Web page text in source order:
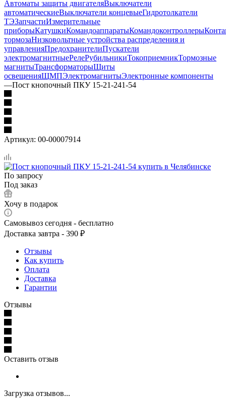
Автоматы защиты двигателяВыключатели
автоматическиеВыключатели концевыеГидротолкатели
ТЭЗапчастиИзмерительные
приборыКатушкиКомандоаппаратыКомандоконтроллеры
тормозаНизковольтные устройства распределения и
управленияПредохранителиПускатели
электромагнитныеРелеРубильникиТокоприемникТормозные
магнитыТрансформаторыЩиты
освещенияЩМПЭлектромагнитыЭлектронные компоненты
—Пост кнопочный ПКУ 15-21-241-54
Артикул: 00-00007914
По запросу
Под заказ
Хочу в подарок
Самовывоз сегодня - бесплатно
Доставка завтра - 390 ₽
Отзывы
Как купить
Оплата
Доставка
Гарантии
Отзывы
Оставить отзыв
Загрузка отзывов...